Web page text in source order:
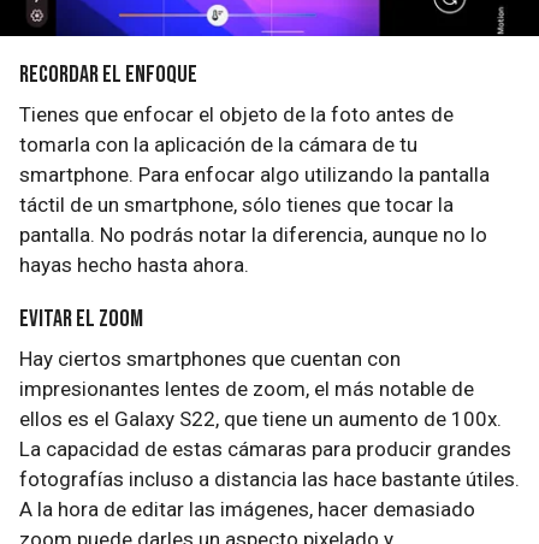
Recordar el enfoque
Tienes que enfocar el objeto de la foto antes de
tomarla con la aplicación de la cámara de tu
smartphone. Para enfocar algo utilizando la pantalla
táctil de un smartphone, sólo tienes que tocar la
pantalla. No podrás notar la diferencia, aunque no lo
hayas hecho hasta ahora.
Evitar el zoom
Hay ciertos smartphones que cuentan con
impresionantes lentes de zoom, el más notable de
ellos es el Galaxy S22, que tiene un aumento de 100x.
La capacidad de estas cámaras para producir grandes
fotografías incluso a distancia las hace bastante útiles.
A la hora de editar las imágenes, hacer demasiado
zoom puede darles un aspecto pixelado y